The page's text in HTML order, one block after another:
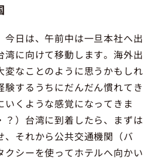
今日は、午前中は一旦本社へ出
湾に向けて移動します。海外出
変なことのように思うかもしれ
験するうちにだんだん慣れてき
いくような感覚になってきま
？）台湾に到着したら、まずは
、それから公共交通機関（バ
クシーを使ってホテルへ向かい